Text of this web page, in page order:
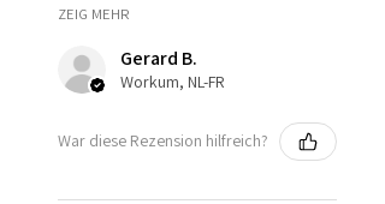
ZEIG MEHR
Gerard B.
Workum, NL-FR
War diese Rezension hilfreich?